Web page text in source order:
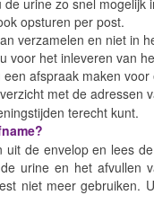
de urine zo snel
opsturen per post.
verzamelen en niet in
voor het inleveren van
een afspraak maken
met de adressen
terecht kunt.
uit de envelop en lees
urine en het afvullen
niet meer gebruiken.